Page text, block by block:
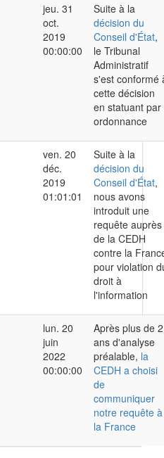
jeu. 31
oct.
2019
00:00:00
Suite à la
décision du
Conseil d'État,
le Tribunal
Administratif
s'est conformé
cette décision
en statuant par
ordonnance
ven. 20
déc.
2019
01:01:01
Suite à la
décision du
Conseil d'État,
nous avons
introduit une
requête auprès
de la CEDH
contre la
pour violation
droit à
l'information
lun. 20
juin
2022
00:00:00
Après plus de 2
ans d'analyse
préalable, la
CEDH a choisi
de
communiquer
notre requête à
la France